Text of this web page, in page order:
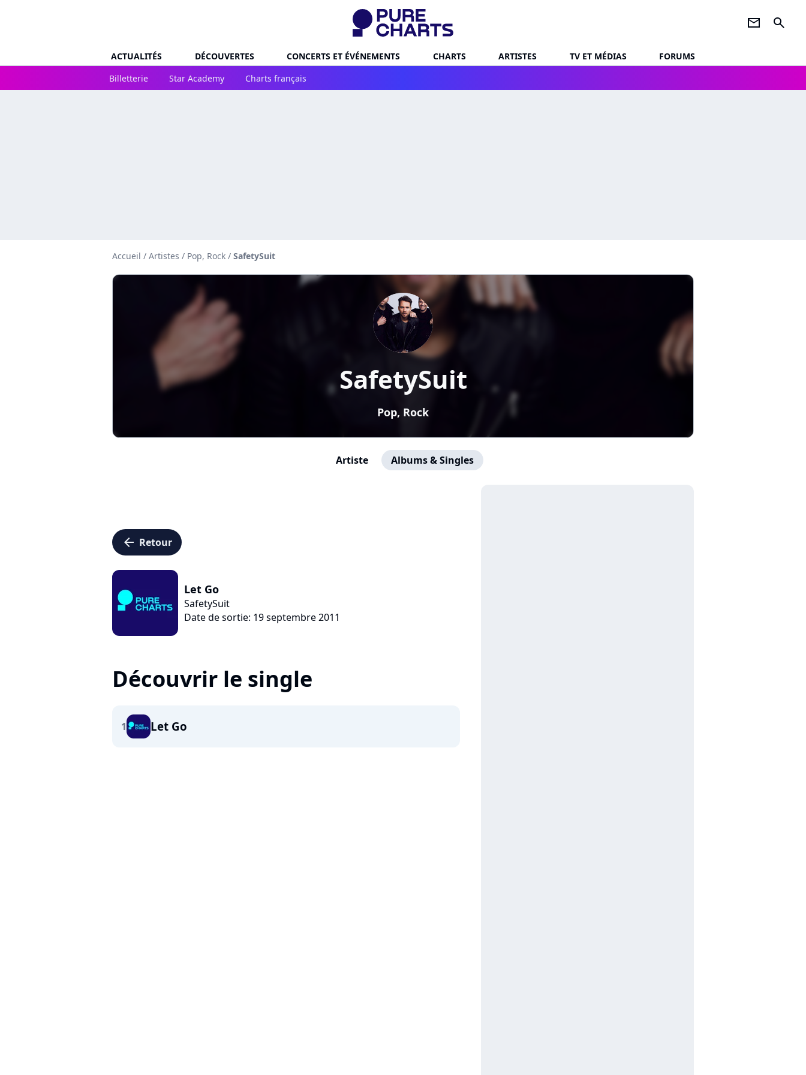
newsletter search
ACTUALITÉS DÉCOUVERTES CONCERTS ET ÉVÉNEMENTS CHARTS ARTISTES TV ET MÉDIAS
FORUMS
Billetterie
Star Academy Charts français
Accueil / Artistes / Pop, Rock / SafetySuit
SafetySuit
Pop, Rock
Artiste Albums & Singles
arrow_left Retour
Let Go
SafetySuit
Date de sortie: 19 septembre 2011
Découvrir le single
1 Let Go